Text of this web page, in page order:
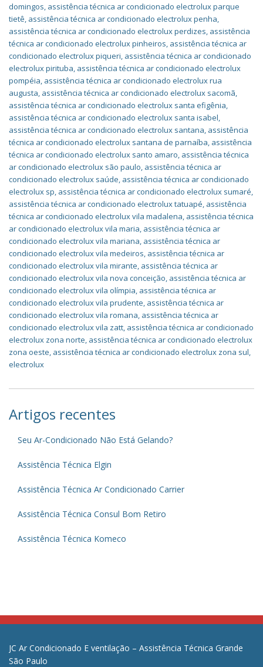
domingos, assistência técnica ar condicionado electrolux parque
tietê, assistência técnica ar condicionado electrolux penha,
assistência técnica ar condicionado electrolux perdizes, assistência
técnica ar condicionado electrolux pinheiros, assistência técnica ar
condicionado electrolux piqueri, assistência técnica ar condicionado
electrolux pirituba, assistência técnica ar condicionado electrolux
pompéia, assistência técnica ar condicionado electrolux rua
augusta, assistência técnica ar condicionado electrolux sacomã,
assistência técnica ar condicionado electrolux santa efigênia,
assistência técnica ar condicionado electrolux santa isabel,
assistência técnica ar condicionado electrolux santana, assistência
técnica ar condicionado electrolux santana de parnaíba, assistência
técnica ar condicionado electrolux santo amaro, assistência técnica
ar condicionado electrolux são paulo, assistência técnica ar
condicionado electrolux saúde, assistência técnica ar condicionado
electrolux sp, assistência técnica ar condicionado electrolux sumaré,
assistência técnica ar condicionado electrolux tatuapé, assistência
técnica ar condicionado electrolux vila madalena, assistência técnica
ar condicionado electrolux vila maria, assistência técnica ar
condicionado electrolux vila mariana, assistência técnica ar
condicionado electrolux vila medeiros, assistência técnica ar
condicionado electrolux vila mirante, assistência técnica ar
condicionado electrolux vila nova conceição, assistência técnica ar
condicionado electrolux vila olímpia, assistência técnica ar
condicionado electrolux vila prudente, assistência técnica ar
condicionado electrolux vila romana, assistência técnica ar
condicionado electrolux vila zatt, assistência técnica ar condicionado
electrolux zona norte, assistência técnica ar condicionado electrolux
zona oeste, assistência técnica ar condicionado electrolux zona sul,
electrolux
Artigos recentes
Seu Ar-Condicionado Não Está Gelando?
Assistência Técnica Elgin
Assistência Técnica Ar Condicionado Carrier
Assistência Técnica Consul Bom Retiro
Assistência Técnica Komeco
JC Ar Condicionado E ventilação – Assistência Técnica Grande
São Paulo